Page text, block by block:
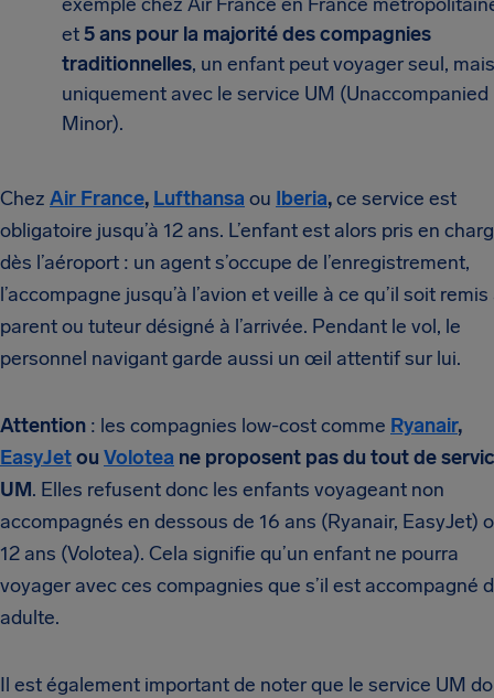
et5 ans pour la majorité des compagnies
traditionnelles, un enfant peut voyager seul, mais
uniquement avec le service UM (Unaccompanied
Minor).
Chez Air France, Lufthansa ou Iberia,ce service est
obligatoire jusqu’à 12 ans. L’enfant est alors pris en
dès l’aéroport : un agent s’occupe de l’enregistrement,
l’accompagne jusqu’à l’avion et veille à ce qu’il soit remis
parent ou tuteur désigné à l’arrivée. Pendant le vol, le
personnel navigant garde aussi un œil attentif sur lui.
Attention : les compagnies low-cost comme Ryanair,
EasyJetou Volotea ne proposent pas du tout de
UM. Elles refusent donc les enfants voyageant non
accompagnés en dessous de 16 ans (Ryanair, EasyJet)
12 ans (Volotea). Cela signifie qu’un enfant ne pourra
voyager avec ces compagnies que s’il est accompagné
adulte.
Il est également important de noter que le service UM